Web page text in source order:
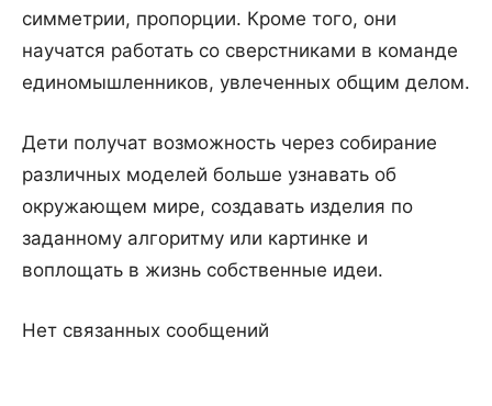
симметрии, пропорции. Кроме того, они
научатся работать со сверстниками в команде
единомышленников, увлеченных общим делом.
Дети получат возможность через собирание
различных моделей больше узнавать об
окружающем мире, создавать изделия по
заданному алгоритму или картинке и
воплощать в жизнь собственные идеи.
Нет связанных сообщений